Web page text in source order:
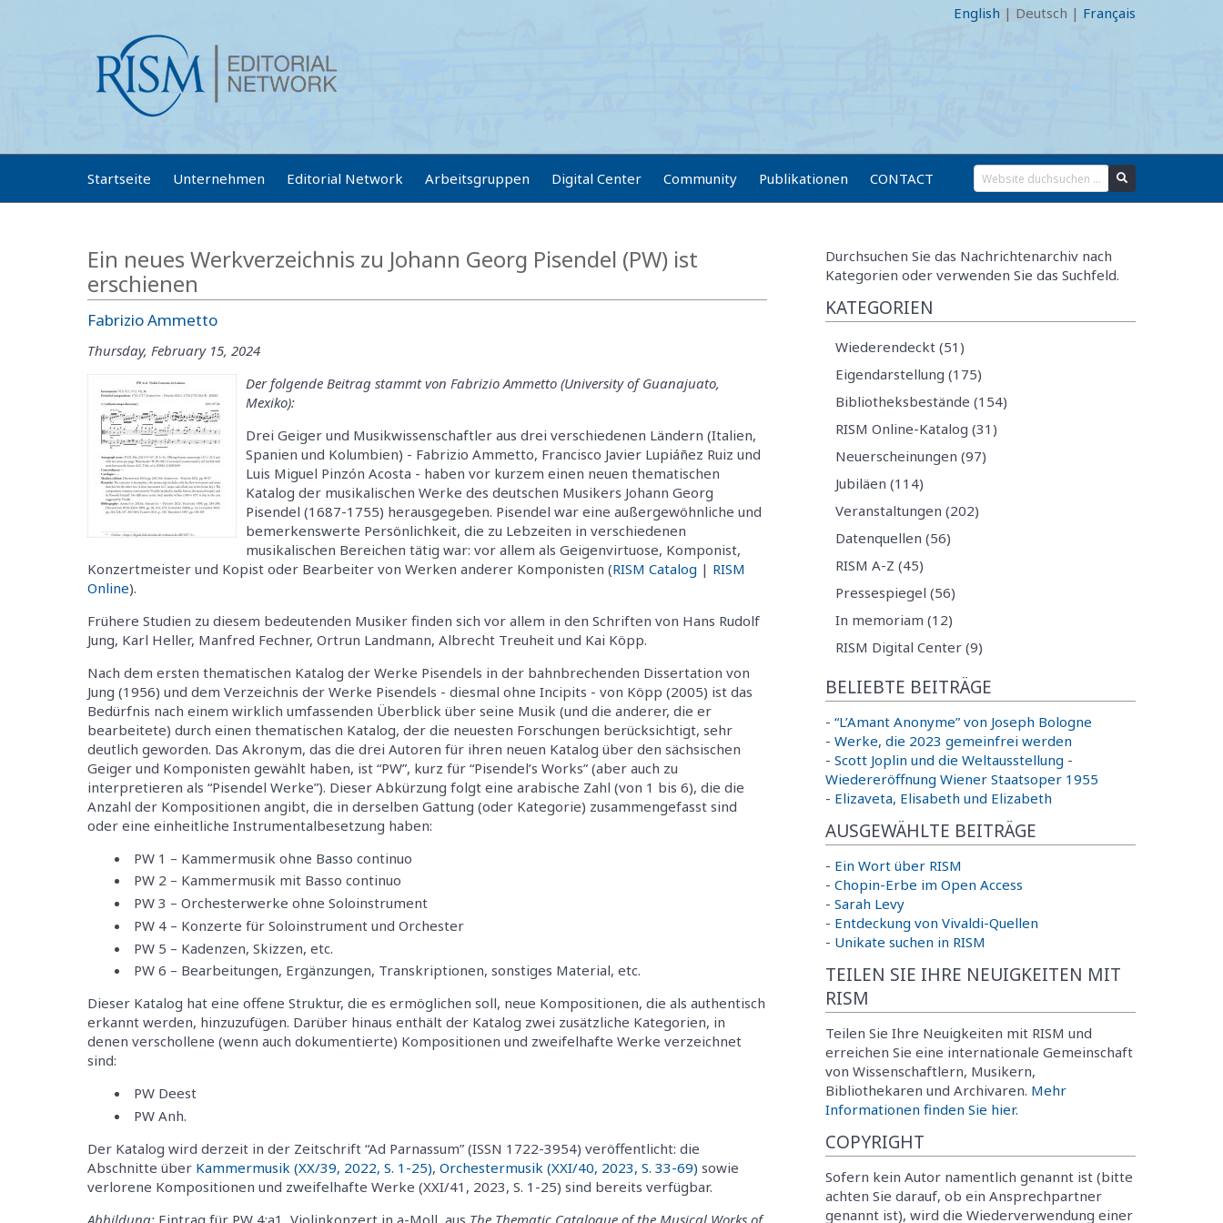
English | Deutsch | Français
Startseite Unternehmen Editorial Network Arbeitsgruppen Digital Center Community Publikationen CONTACT
Ein neues Werkverzeichnis zu Johann Georg Pisendel (PW) ist
erschienen
Fabrizio Ammetto
Thursday, February 15, 2024
Der folgende Beitrag stammt von Fabrizio Ammetto (University of Guanajuato,
Mexiko):
Drei Geiger und Musikwissenschaftler aus drei verschiedenen Ländern (Italien,
Spanien und Kolumbien) - Fabrizio Ammetto, Francisco Javier Lupiáñez Ruiz und
Luis Miguel Pinzón Acosta - haben vor kurzem einen neuen thematischen
Katalog der musikalischen Werke des deutschen Musikers Johann Georg
Pisendel (1687-1755) herausgegeben. Pisendel war eine außergewöhnliche und
bemerkenswerte Persönlichkeit, die zu Lebzeiten in verschiedenen
musikalischen Bereichen tätig war: vor allem als Geigenvirtuose, Komponist,
Konzertmeister und Kopist oder Bearbeiter von Werken anderer Komponisten (RISM Catalog | RISM
Online).
Frühere Studien zu diesem bedeutenden Musiker finden sich vor allem in den Schriften von Hans Rudolf
Jung, Karl Heller, Manfred Fechner, Ortrun Landmann, Albrecht Treuheit und Kai Köpp.
Nach dem ersten thematischen Katalog der Werke Pisendels in der bahnbrechenden Dissertation von
Jung (1956) und dem Verzeichnis der Werke Pisendels - diesmal ohne Incipits - von Köpp (2005) ist das
Bedürfnis nach einem wirklich umfassenden Überblick über seine Musik (und die anderer, die er
bearbeitete) durch einen thematischen Katalog, der die neuesten Forschungen berücksichtigt, sehr
deutlich geworden. Das Akronym, das die drei Autoren für ihren neuen Katalog über den sächsischen
Geiger und Komponisten gewählt haben, ist “PW”, kurz für “Pisendel’s Works” (aber auch zu
interpretieren als “Pisendel Werke”). Dieser Abkürzung folgt eine arabische Zahl (von 1 bis 6), die die
Anzahl der Kompositionen angibt, die in derselben Gattung (oder Kategorie) zusammengefasst sind
oder eine einheitliche Instrumentalbesetzung haben:
PW 1 – Kammermusik ohne Basso continuo
PW 2 – Kammermusik mit Basso continuo
PW 3 – Orchesterwerke ohne Soloinstrument
PW 4 – Konzerte für Soloinstrument und Orchester
PW 5 – Kadenzen, Skizzen, etc.
PW 6 – Bearbeitungen, Ergänzungen, Transkriptionen, sonstiges Material, etc.
Dieser Katalog hat eine offene Struktur, die es ermöglichen soll, neue Kompositionen, die als authentisch
erkannt werden, hinzuzufügen. Darüber hinaus enthält der Katalog zwei zusätzliche Kategorien, in
denen verschollene (wenn auch dokumentierte) Kompositionen und zweifelhafte Werke verzeichnet
sind:
PW Deest
PW Anh.
Der Katalog wird derzeit in der Zeitschrift “Ad Parnassum” (ISSN 1722-3954) veröffentlicht: die
Abschnitte über Kammermusik (XX/39, 2022, S. 1-25), Orchestermusik (XXI/40, 2023, S. 33-69) sowie
verlorene Kompositionen und zweifelhafte Werke (XXI/41, 2023, S. 1-25) sind bereits verfügbar.
Durchsuchen Sie das Nachrichtenarchiv nach
Kategorien oder verwenden Sie das Suchfeld.
KATEGORIEN
Wiederendeckt (51)
Eigendarstellung (175)
Bibliotheksbestände (154)
RISM Online-Katalog (31)
Neuerscheinungen (97)
Jubiläen (114)
Veranstaltungen (202)
Datenquellen (56)
RISM A-Z (45)
Pressespiegel (56)
In memoriam (12)
RISM Digital Center (9)
BELIEBTE BEITRÄGE
- “L’Amant Anonyme” von Joseph Bologne
- Werke, die 2023 gemeinfrei werden
- Scott Joplin und die Weltausstellung -
Wiedereröffnung Wiener Staatsoper 1955
- Elizaveta, Elisabeth und Elizabeth
AUSGEWÄHLTE BEITRÄGE
- Ein Wort über RISM
- Chopin-Erbe im Open Access
- Sarah Levy
- Entdeckung von Vivaldi-Quellen
- Unikate suchen in RISM
TEILEN SIE IHRE NEUIGKEITEN MIT
RISM
Teilen Sie Ihre Neuigkeiten mit RISM und
erreichen Sie eine internationale Gemeinschaft
von Wissenschaftlern, Musikern,
Bibliothekaren und Archivaren. Mehr
Informationen finden Sie hier.
COPYRIGHT
Sofern kein Autor namentlich genannt ist (bitte
achten Sie darauf, ob ein Ansprechpartner
genannt ist), wird die Wiederverwendung einer